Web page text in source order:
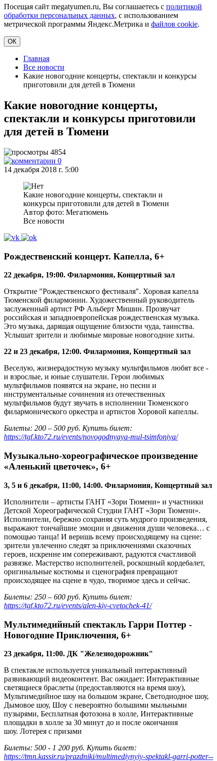
Посещая сайт megatyumen.ru, Вы соглашаетесь с политикой
обработки персональных данных, с использованием
метрической программы Яндекс.Метрика и файлов cookie.
ОК
Главная
Все новости
Какие новогодние концерты, спектакли и конкурсы
приготовили для детей в Тюмени
Какие новогодние концерты,
спектакли и конкурсы приготовили
для детей в Тюмени
4854
0
14 декабря 2018 г. 5:00
Какие новогодние концерты, спектакли и
конкурсы приготовили для детей в Тюмени
Автор фото: Мегатюмень
Все новости
Рождественский концерт. Капелла, 6+
22 декабря, 19:00. Филармония, Концертный зал
Открытие "Рождественского фестиваля". Хоровая капелла
Тюменской филармонии. Художественный руководитель
заслуженный артист РФ Альберт Мишин. Прозвучат
российская и западноевропейская рождественская музыка.
Это музыка, дарящая ощущение близости чуда, таинства.
Услышат зрители и любимые мировые новогодние хиты.
22 и 23 декабря, 12:00. Филармония, Концертный зал
Веселую, жизнерадостную музыку мультфильмов любят все -
и взрослые, и юные слушатели. Герои любимых
мультфильмов появятся на экране, но песни и
инструментальные сочинения из отечественных
мультфильмов будут звучать в исполнении Тюменского
филармонического оркестра и артистов Хоровой капеллы.
Билеты: 200 – 500 руб. Купить билет:
https://tgf.kto72.ru/events/novogodnyaya-mul-tsimfoniya/
Музыкально-хореографическое произведение
«Аленький цветочек», 6+
3, 5 и 6 декабря, 11:00, 14:00. Филармония, Концертный зал
Исполнители – артисты ГАНТ «Зори Тюмени» и участники
Детской Хореографической Студии ГАНТ «Зори Тюмени».
Исполнители, бережно сохраняя суть мудрого произведения,
выражают тончайшие эмоции и движения души человека… с
помощью танца! И веришь всему происходящему на сцене:
зрители увлеченно следят за приключениями сказочных
героев, искренне им сопереживают, радуются счастливой
развязке. Мастерство исполнителей, роскошный кордебалет,
оригинальные костюмы и сценография превращают
происходящее на сцене в чудо, творимое здесь и сейчас.
Билеты: 250 – 600 руб. Купить билет:
https://tgf.kto72.ru/events/alen-kiy-cvetochek-41/
Мультимедийный спектакль Гарри Поттер -
Новогодние Приключения, 6+
23 декабря, 11:00. ДК "Железнодорожник"
В спектакле используется уникальный интерактивный
развивающий видеоконтент. Вас ожидает: Интерактивные
светящиеся браслеты (предоставляются на время шоу),
Мультимедийное шоу на большом экране, Светодиодное шоу,
Дымовое шоу, Шоу с невероятно большими мыльными
пузырями, Бесплатная фотозона в холле, Интерактивные
площадки в холле за 30 минут до и после окончания
шоу. Лотерея с призами
Билеты: 500 - 1 200 руб. Купить билет:
https://tmn.kassir.ru/prazdniki/multimediynyiy-spektakl-garri-potter--